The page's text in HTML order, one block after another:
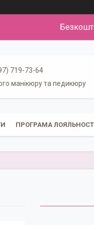
719-73-64
манікюру та педикюру
ПРОГРАМА ЛОЯЛЬНОСТІ